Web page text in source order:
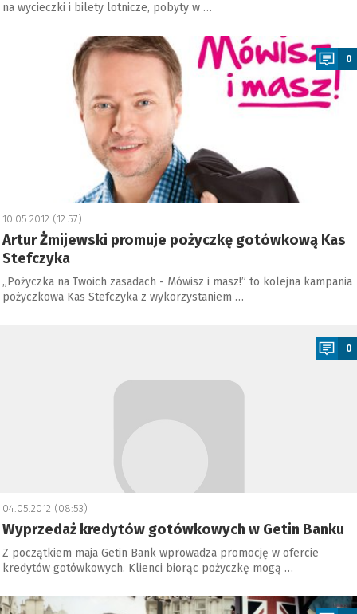
na wycieczki i bilety lotnicze, pobyty w …
0
10.05.2012 (12:57)
Artur Żmijewski promuje pożyczkę gotówkową Kas
Stefczyka
„Pożyczka na Twoich zasadach - Mówisz i masz!” to kolejna kampania
pożyczkowa Kas Stefczyka z wykorzystaniem …
0
04.05.2012 (08:53)
Wyprzedaż kredytów gotówkowych w Getin Banku
Z początkiem maja Getin Bank wprowadza promocję w ofercie
kredytów gotówkowych. Klienci biorąc pożyczkę mogą …